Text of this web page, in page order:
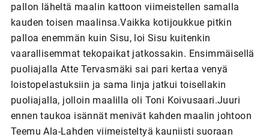
pallon läheltä maalin kattoon viimeistellen samalla
kauden toisen maalinsa.Vaikka kotijoukkue pitkin
palloa enemmän kuin Sisu, loi Sisu kuitenkin
vaarallisemmat tekopaikat jatkossakin. Ensimmäisellä
puoliajalla Atte Tervasmäki sai pari kertaa venyä
loistopelastuksiin ja sama linja jatkui toisellakin
puoliajalla, jolloin maalilla oli Toni Koivusaari.Juuri
ennen taukoa isännät menivät kahden maalin johtoon
Teemu Ala-Lahden viimeisteltyä kauniisti suoraan